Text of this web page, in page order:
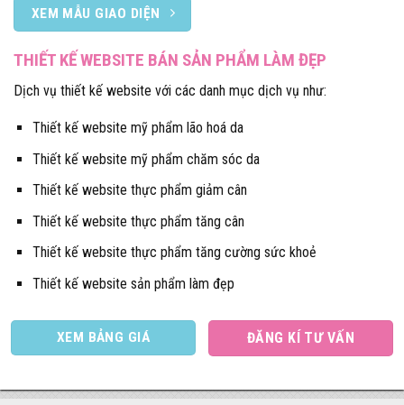
XEM MẪU GIAO DIỆN
THIẾT KẾ WEBSITE BÁN SẢN PHẨM LÀM ĐẸP
Dịch vụ thiết kế website với các danh mục dịch vụ như:
Thiết kế website mỹ phẩm lão hoá da
Thiết kế website mỹ phẩm chăm sóc da
Thiết kế website thực phẩm giảm cân
Thiết kế website thực phẩm tăng cân
Thiết kế website thực phẩm tăng cường sức khoẻ
Thiết kế website sản phẩm làm đẹp
XEM BẢNG GIÁ ĐĂNG KÍ TƯ VẤN